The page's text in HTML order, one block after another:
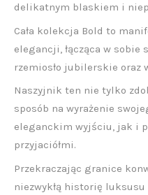
delikatnym blaskiem i
Cała kolekcja Bold to
elegancji, łącząca w sobie
rzemiosło jubilerskie oraz
Naszyjnik ten nie tylko
sposób na wyrażenie
eleganckim wyjściu, jak i
przyjaciółmi.
Przekraczając granice
niezwykłą historię